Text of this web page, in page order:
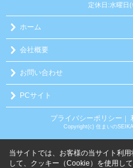
定休日:水曜日
ホーム
会社概要
お問い合わせ
PCサイト
プライバシーポリシー ｜
Copyright(c) 住まいの
当サイトでは、お客様の当サイト利
して、クッキー（Cookie）を使用して